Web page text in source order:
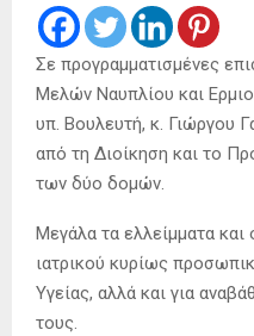
Σε προγραμματισμένες
Μελών Ναυπλίου και
υπ. Βουλευτή, κ. Γιώργου
από τη Διοίκηση και το
των δύο δομών.
Μεγάλα τα ελλείμματα
ιατρικού κυρίως
Υγείας, αλλά και για
τους.